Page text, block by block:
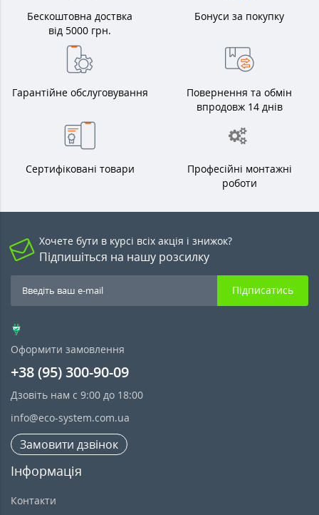
Бескоштовна доствка
від 5000 грн.
Бонуси за покупку
Гарантійне обслуговування
Повернення та обмін
впродовж 14 днів
Сертифіковані товари
Професійні монтажні
роботи
Хочете бути в курсі всіх акція і знижок?
Підпишіться на нашу розсилку
Підписатись
Оформити замовлення
+38 (95) 300-90-09
Дзовіть нам с 9:00 до 18:00
info@eco-system.com.ua
Замовити дзвінок
Інформація
Контакти